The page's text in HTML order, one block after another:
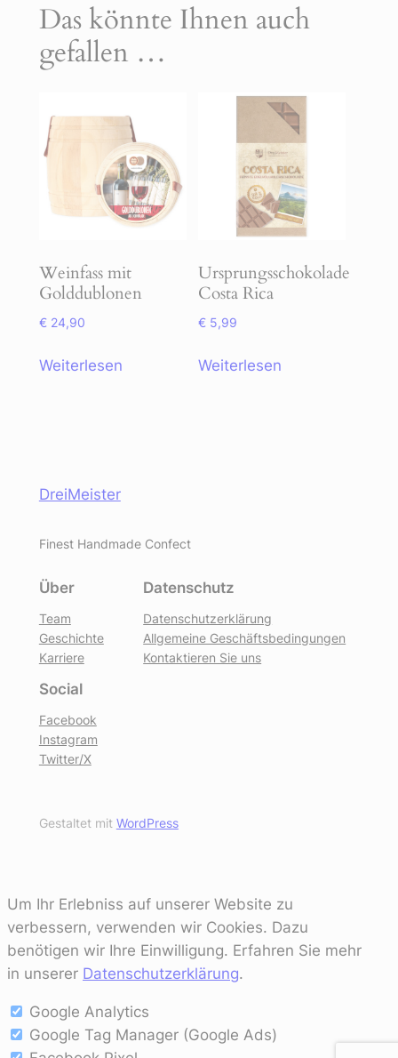
Das könnte Ihnen auch
gefallen …
Weinfass mit
Golddublonen
€ 24,90
Weiterlesen
Ursprungsschokolade
Costa Rica
€ 5,99
Weiterlesen
DreiMeister
Finest Handmade Confect
Über
Team
Geschichte
Karriere
Datenschutz
Datenschutzerklärung
Allgemeine Geschäftsbedingungen
Kontaktieren Sie uns
Social
Facebook
Instagram
Twitter/X
Gestaltet mit WordPress
Um Ihr Erlebniss auf unserer Website zu
verbessern, verwenden wir Cookies. Dazu
benötigen wir Ihre Einwilligung. Erfahren Sie mehr
in unserer Datenschutzerklärung.
Google Analytics
Google Tag Manager (Google Ads)